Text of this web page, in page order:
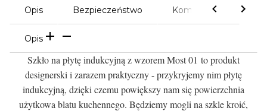
Opis Bezpieczeństwo Komentarze
Opis
Szkło na płytę indukcyjną z wzorem Most 01 to produkt
designerski i zarazem praktyczny - przykryjemy nim płytę
indukcyjną, dzięki czemu powiększy nam się powierzchnia
użytkowa blatu kuchennego. Będziemy mogli na szkle kroić,